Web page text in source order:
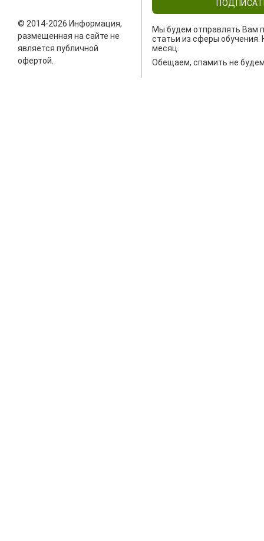
© 2014-2026 Информация,
размещенная на сайте не
является публичной
офертой.
Мы будем отправлять Вам
статьи из сферы обучения.
месяц.
Обещаем, спамить не